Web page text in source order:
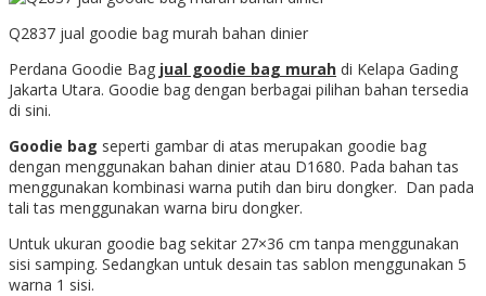
Q2837 jual goodie bag murah bahan dinier
Perdana Goodie Bag jual goodie bag murah di Kelapa Gading
Jakarta Utara. Goodie bag dengan berbagai pilihan bahan tersedia
di sini.
Goodie bag seperti gambar di atas merupakan goodie bag
dengan menggunakan bahan dinier atau D1680. Pada bahan tas
menggunakan kombinasi warna putih dan biru dongker. Dan pada
tali tas menggunakan warna biru dongker.
Untuk ukuran goodie bag sekitar 27×36 cm tanpa menggunakan
sisi samping. Sedangkan untuk desain tas sablon menggunakan 5
warna 1 sisi.